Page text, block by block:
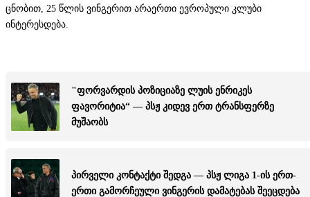
ცნობით, 25 წლის ვინგერით არაერთი ევროპული კლუბი
ინტერესდება.
"ფორვარდის პოზიციაზე ლუის ენრიკეს
ფავორიტია“ — პსჟ კიდევ ერთ ტრანსფერზე
მუშაობს
პირველი კონტაქტი შედგა — პსჟ ლიგა 1-ის ერთ-
ერთი გამორჩეული ვინგერის დამატებას შეეცდება